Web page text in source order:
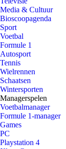
Media & Cultuur
Bioscoopagenda
Sport
Voetbal
Formule 1
Autosport
Tennis
Wielrennen
Schaatsen
Wintersporten
Managerspelen
Voetbalmanager
Formule 1-manager
Games
PC
Playstation 4